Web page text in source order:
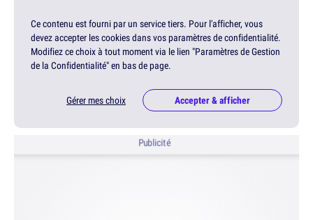
Ce contenu est fourni par un service tiers. Pour l'afficher, vous
devez accepter les cookies dans vos paramètres de confidentialité.
Modifiez ce choix à tout moment via le lien "Paramètres de Gestion
de la Confidentialité" en bas de page.
Gérer mes choix Accepter & afficher
Publicité